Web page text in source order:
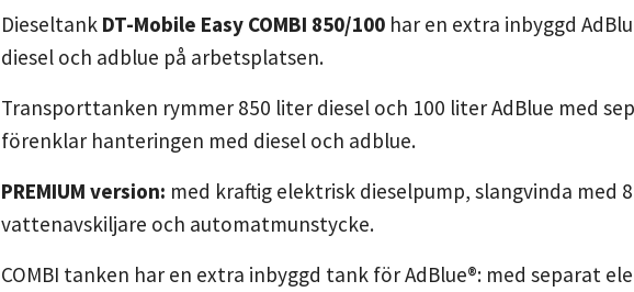
Dieseltank DT-Mobile Easy COMBI 850/100 har en extra inbyggd
diesel och adblue på arbetsplatsen.
Transporttanken rymmer 850 liter diesel och 100 liter AdBlue med
förenklar hanteringen med diesel och adblue.
PREMIUM version: med kraftig elektrisk dieselpump, slangvinda med
vattenavskiljare och automatmunstycke.
COMBI tanken har en extra inbyggd tank för AdBlue®: med separat